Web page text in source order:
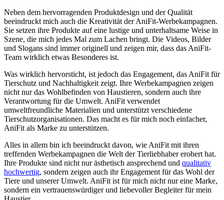
Neben⁤ dem‍ hervorragenden Produktdesign und​ der Qualität
beeindruckt mich auch die Kreativität der AniFit-Werbekampagnen.
‍Sie setzen‌ ihre Produkte ‌auf eine⁤ lustige und unterhaltsame Weise in
​Szene, die mich⁣ jedes Mal zum Lachen bringt. ​Die⁢ Videos, Bilder
und Slogans ‍sind​ immer originell⁤ und zeigen mir, dass das AniFit-
Team wirklich ⁢etwas‌ Besonderes ist.
Was wirklich hervorsticht,‍ ist ⁤jedoch das Engagement, das‌ AniFit für
Tierschutz und Nachhaltigkeit ⁤zeigt. Ihre⁤ Werbekampagnen zeigen
nicht‌ nur das Wohlbefinden‍ von Haustieren, sondern ⁣auch​ ihre
‌Verantwortung für die Umwelt. AniFit verwendet
umweltfreundliche Materialien ⁣und unterstützt verschiedene ​
Tierschutzorganisationen. Das ‌macht⁣ es für⁤ mich noch einfacher,
AniFit ‍als Marke zu unterstützen.
Alles ⁢in allem bin⁢ ich beeindruckt davon, wie AniFit ‌mit ihren
treffenden Werbekampagnen‌ die​ Welt⁤ der Tierliebhaber erobert hat.
Ihre ‌Produkte sind ‌nicht ⁢nur ästhetisch ansprechend und qualitativ
hochwertig, sondern zeigen auch ihr Engagement für ⁢das Wohl der
Tiere​ und ​unserer ⁣Umwelt. AniFit ist‌ für mich nicht nur eine Marke,
sondern‍ ein vertrauenswürdiger und liebevoller Begleiter ‌für mein